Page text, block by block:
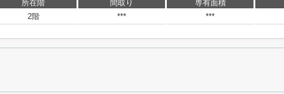
所在階 間取り 専有面積
2階
*** ***